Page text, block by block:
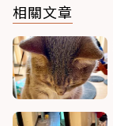
相關文章